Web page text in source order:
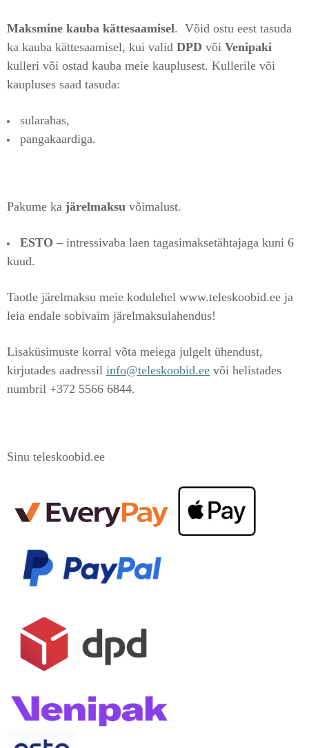
Maksmine kauba kättesaamisel. Võid ostu eest tasuda
ka kauba kättesaamisel, kui valid DPD või Venipaki
kulleri või ostad kauba meie kauplusest. Kullerile või
kaupluses saad tasuda:
sularahas,
pangakaardiga.
Pakume ka järelmaksu võimalust.
ESTO – intressivaba laen tagasimaksetähtajaga kuni 6
kuud.
Taotle järelmaksu meie kodulehel www.teleskoobid.ee ja
leia endale sobivaim järelmaksulahendus!
Lisaküsimuste korral võta meiega julgelt ühendust,
kirjutades aadressil info@teleskoobid.ee või helistades
numbril +372 5566 6844.
Sinu teleskoobid.ee